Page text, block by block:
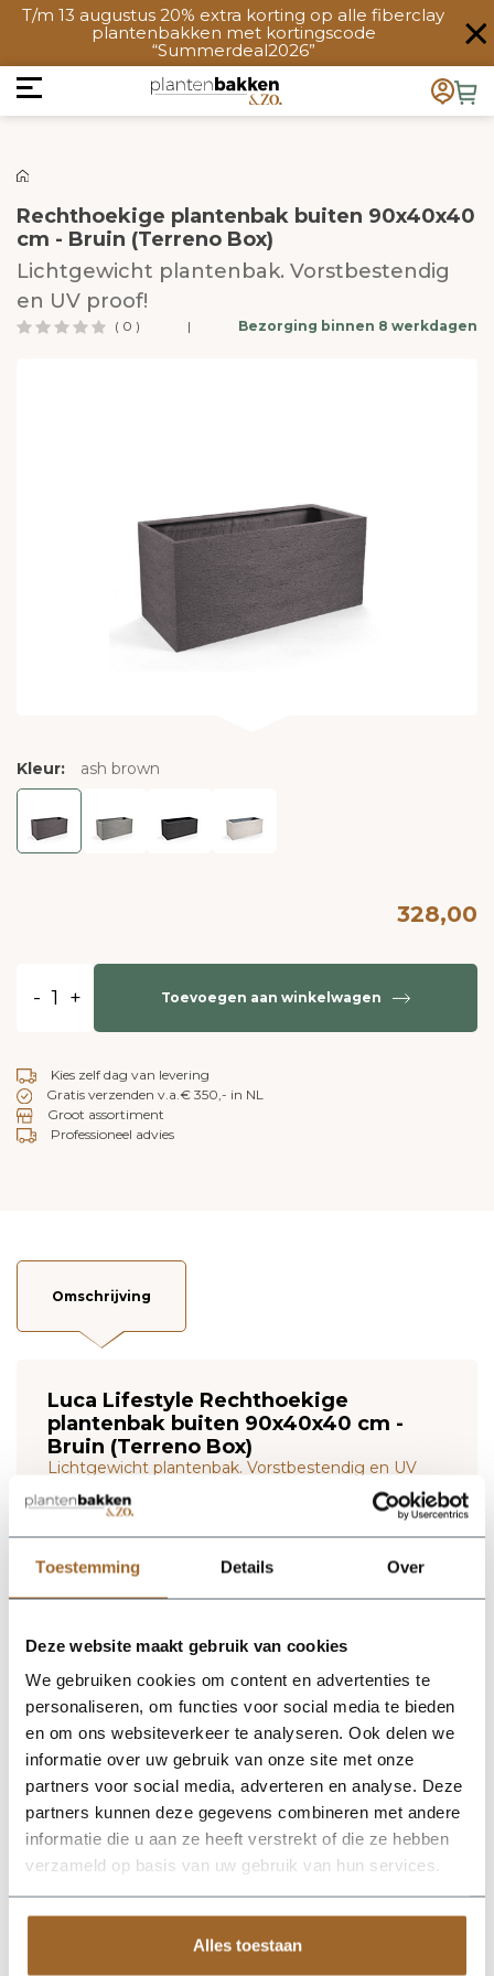
Toestemming Details Over
Deze website maakt gebruik van cookies
We gebruiken cookies om content en advertenties te
personaliseren, om functies voor social media te bieden
en om ons websiteverkeer te analyseren. Ook delen we
informatie over uw gebruik van onze site met onze
partners voor social media, adverteren en analyse. Deze
partners kunnen deze gegevens combineren met andere
informatie die u aan ze heeft verstrekt of die ze hebben
verzameld op basis van uw gebruik van hun services.
Alles toestaan
T/m 13 augustus 20% extra korting op alle fiberclay
plantenbakken met kortingscode
“Summerdeal2026”
Rechthoekige plantenbak buiten 90x40x40
cm - Bruin (Terreno Box)
Lichtgewicht plantenbak. Vorstbestendig
en UV proof!
( 0 ) | Bezorging binnen 8 werkdagen
Kleur: ash brown
328,00
- + Toevoegen aan winkelwagen
Kies zelf dag van levering
Gratis verzenden v.a.€ 350,- in NL
Groot assortiment
Professioneel advies
Omschrijving
Luca Lifestyle Rechthoekige
plantenbak buiten 90x40x40 cm -
Bruin (Terreno Box)
Lichtgewicht plantenbak. Vorstbestendig en UV
Wij leveren rechtstreeks vanuit het magazijn van
Luca Lifestyle. Mocht het product niet op voorraad
zijn, nemen we contact met je op.
direct sfeer, volume en een verzorgde uitstraling in elke ruimte.
Dankzij de designvorm krijgt deze plantenbak een herkenbaar
silhouet dat mooi combineert met zowel moderne als
natuurlijke interieurs. De kleur asbruin geeft het ontwerp een
rustige, stijlvolle basis en laat groen extra goed tot zijn recht
komen. Het buitenformaat is 90 x 40 x 40 cm, waardoor de
bak voldoende aanwezigheid heeft zonder zijn elegante vorm
te verliezen. Praktische kenmerken: plantgat 83x33 en inhoud
144 liter. De afwerking in fiberglas zorgt voor een luxe look en
maakt deze plantenbak geschikt voor styling in huis, op
maten of kleuren uit dezelfde serie voor een krachtig en